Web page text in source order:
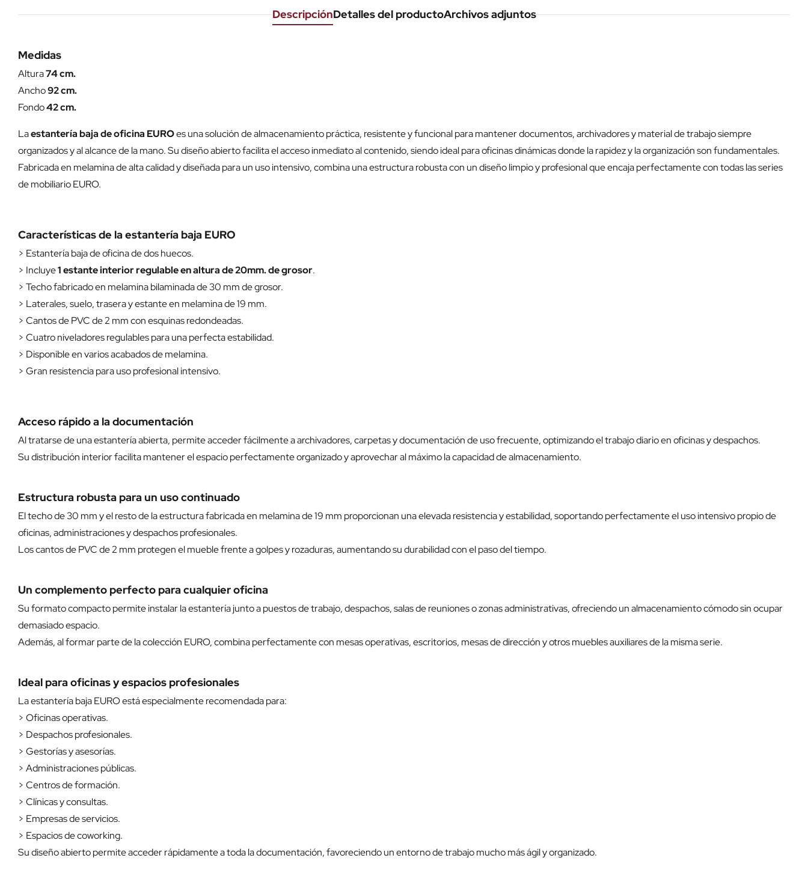
DescripciónDetalles del productoArchivos adjuntos
Medidas
Altura74 cm.
Ancho92 cm.
Fondo42 cm.
Laestantería baja de oficina EUROes una solución de almacenamiento práctica, resistente y funcional para mantener documentos, archivadores y material de trabajo siempre
organizados y al alcance de la mano. Su diseño abierto facilita el acceso inmediato al contenido, siendo ideal para oficinas dinámicas donde la rapidez y la organización son fundamentales.
Fabricada en melamina de alta calidad y diseñada para un uso intensivo, combina una estructura robusta con un diseño limpio y profesional que encaja perfectamente con todas las series
de mobiliario EURO.
Características de la estantería baja EURO
> Estantería baja de oficina de dos huecos.
> Incluye1 estante interior regulable en altura de 20mm. de grosor.
> Techo fabricado en melamina bilaminada de 30 mm de grosor.
> Laterales, suelo, trasera y estante en melamina de 19 mm.
> Cantos de PVC de 2 mm con esquinas redondeadas.
> Cuatro niveladores regulables para una perfecta estabilidad.
> Disponible en varios acabados de melamina.
> Gran resistencia para uso profesional intensivo.
Acceso rápido a la documentación
Al tratarse de una estantería abierta, permite acceder fácilmente a archivadores, carpetas y documentación de uso frecuente, optimizando el trabajo diario en oficinas y despachos.
Su distribución interior facilita mantener el espacio perfectamente organizado y aprovechar al máximo la capacidad de almacenamiento.
Estructura robusta para un uso continuado
El techo de 30 mm y el resto de la estructura fabricada en melamina de 19 mm proporcionan una elevada resistencia y estabilidad, soportando perfectamente el uso intensivo propio de
oficinas, administraciones y despachos profesionales.
Los cantos de PVC de 2 mm protegen el mueble frente a golpes y rozaduras, aumentando su durabilidad con el paso del tiempo.
Un complemento perfecto para cualquier oficina
Su formato compacto permite instalar la estantería junto a puestos de trabajo, despachos, salas de reuniones o zonas administrativas, ofreciendo un almacenamiento cómodo sin ocupar
demasiado espacio.
Además, al formar parte de la colección EURO, combina perfectamente con mesas operativas, escritorios, mesas de dirección y otros muebles auxiliares de la misma serie.
Ideal para oficinas y espacios profesionales
La estantería baja EURO está especialmente recomendada para:
> Oficinas operativas.
> Despachos profesionales.
> Gestorías y asesorías.
> Administraciones públicas.
> Centros de formación.
> Clínicas y consultas.
> Empresas de servicios.
> Espacios de coworking.
Su diseño abierto permite acceder rápidamente a toda la documentación, favoreciendo un entorno de trabajo mucho más ágil y organizado.